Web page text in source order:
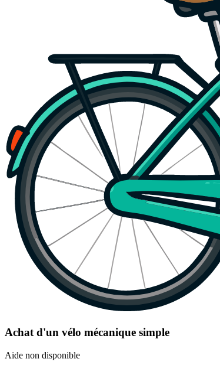
Achat d'un vélo mécanique simple
Aide non disponible